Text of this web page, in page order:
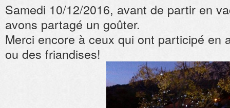
Samedi 10/12/2016, avant de partir en
avons partagé un goûter.
Merci encore à ceux qui ont participé en
ou des friandises!